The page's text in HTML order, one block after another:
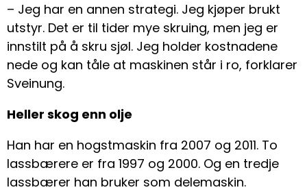
– Jeg har en annen strategi. Jeg kjøper brukt
utstyr. Det er til tider mye skruing, men jeg er
innstilt på å skru sjøl. Jeg holder kostnadene
nede og kan tåle at maskinen står i ro, forklarer
Sveinung.
Heller skog enn olje
Han har en hogstmaskin fra 2007 og 2011. To
lassbærere er fra 1997 og 2000. Og en tredje
lassbærer han bruker som delemaskin.